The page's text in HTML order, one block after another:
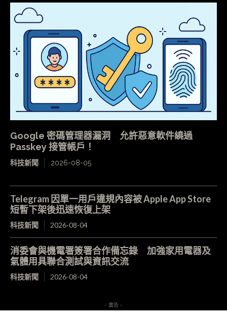
Google 密碼管理器漏洞 允許惡意軟件繞過
Passkey 接管帳戶！
科技新聞 2026-08-05
Telegram 因單一用戶違規內容被 Apple App Store
短暫下架後迅速恢復上架
科技新聞 2026-08-04
消委會與機電署簽署合作備忘錄 加強家用電器及
氣體用具聯合測試與資訊交流
科技新聞 2026-08-04
- 廣告 -